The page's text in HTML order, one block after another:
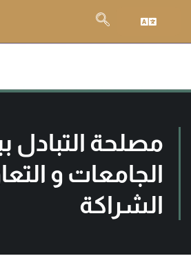
مصلحة التبادل
الجامعات و
الشراكة